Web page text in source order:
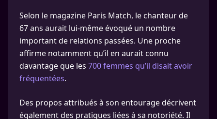
Selon le magazine Paris Match, le chanteur de
67 ans aurait lui-même évoqué un nombre
important de relations passées. Une proche
affirme notamment qu’il en aurait connu
davantage que les 700 femmes qu’il disait avoir
fréquentées.
Des propos attribués à son entourage décrivent
également des pratiques liées à sa notoriété. Il